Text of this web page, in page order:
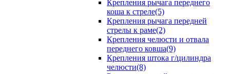
Крепления рычага переднего
коша к стреле(5)
Крепления рычага передней
стрелы к раме(2)
Крепления челюсти и отвала
переднего ковша(9)
Крепления штока г/цилиндра
челюсти(8)